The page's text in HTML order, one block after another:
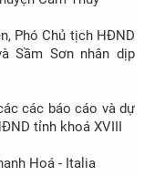
Phó Chủ tịch HĐND
Sầm Sơn nhân dịp
các báo cáo và dự
tỉnh khoá XVIII
Hoá - Italia